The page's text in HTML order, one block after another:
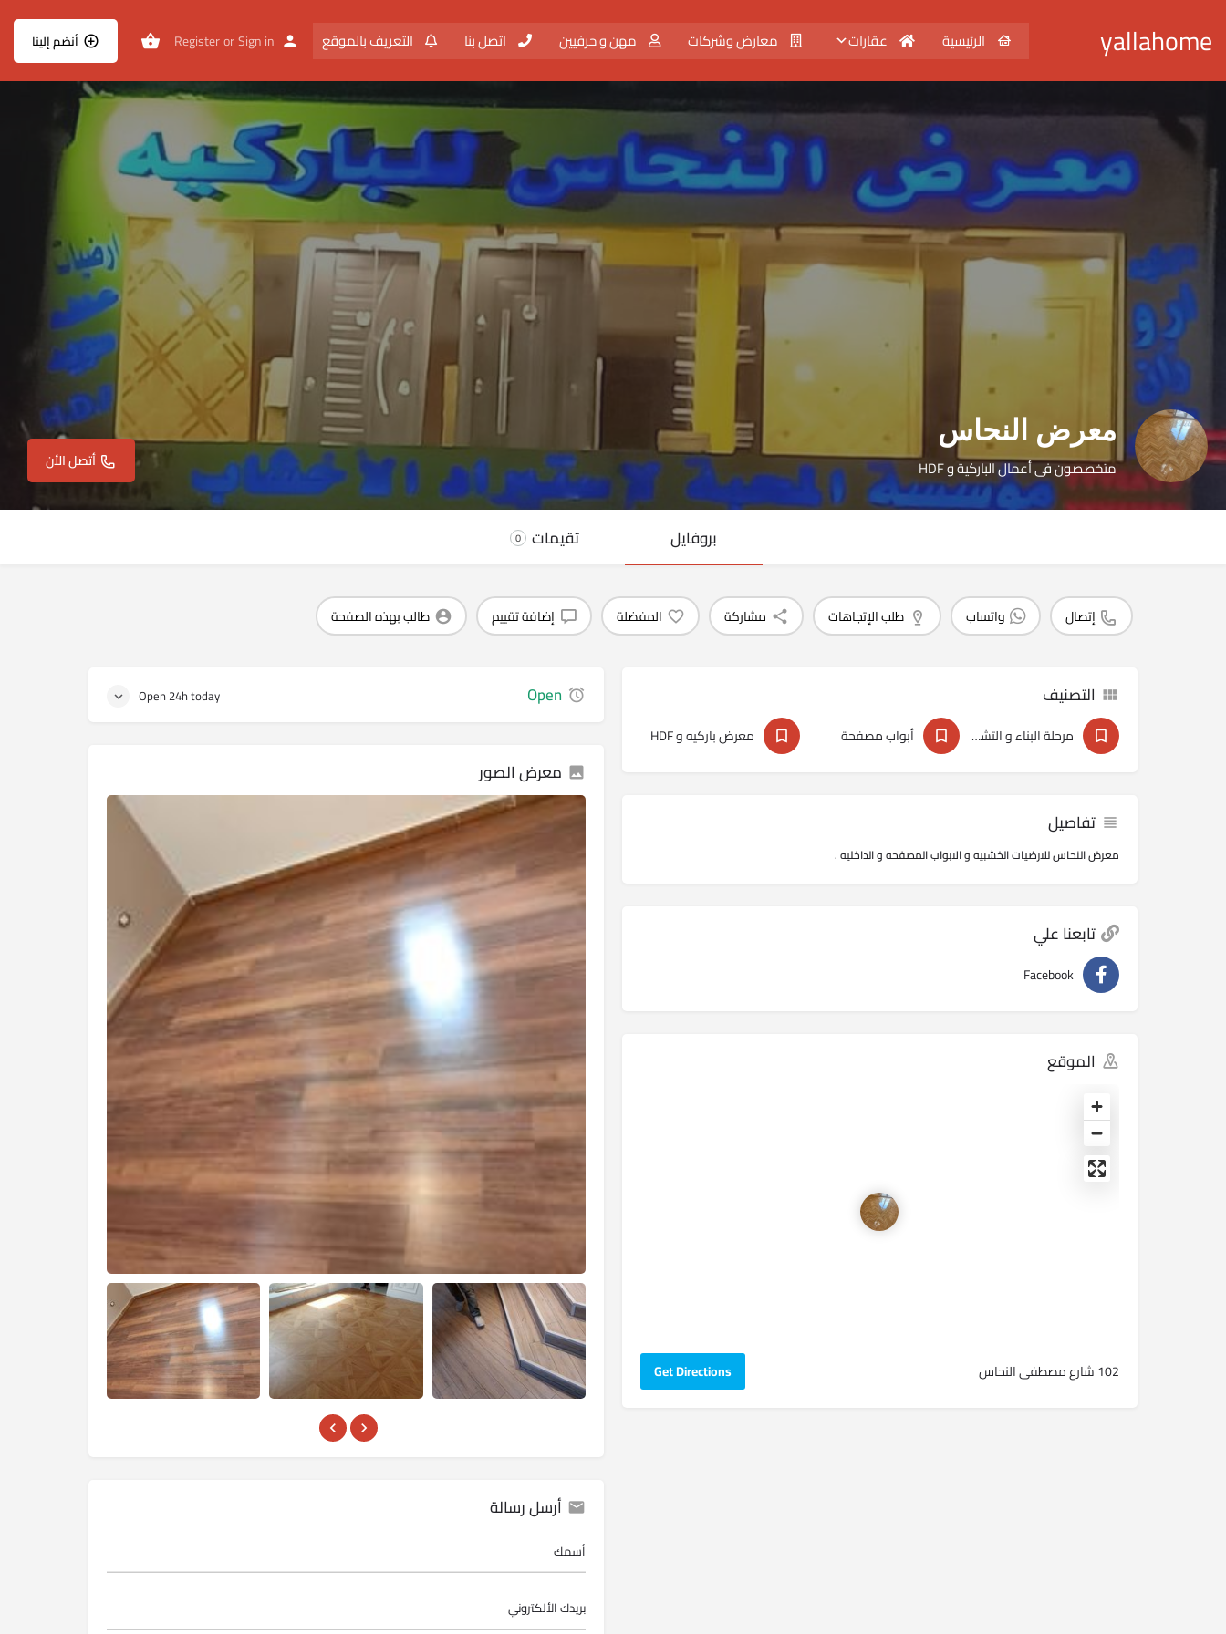
yallahome الرئيسية عقارات معارض وشركات مهن و حرفيين اتصل بنا التعريف بالموقع Sign in
or
Register أنضم إلينا
معرض النحاس
متخصصون فى أعمال الباركية و HDF أتصل الأن
بروفايل تقيمات 0
إتصال واتساب طلب الإتجاهات مشاركة المفضلة إضافة تقييم طالب بهذه الصفحة
التصنيف
مرحلة البناء و التشطبيات أبواب مصفحة معرض باركيه و HDF
تفاصيل
معرض النحاس للارضيات الخشبيه و الابواب المصفحه و الداخليه .
تابعنا علي
Facebook
الموقع
102 شارع مصطفى النحاس Get Directions
Open
Open 24h today
معرض الصور
أرسل رسالة